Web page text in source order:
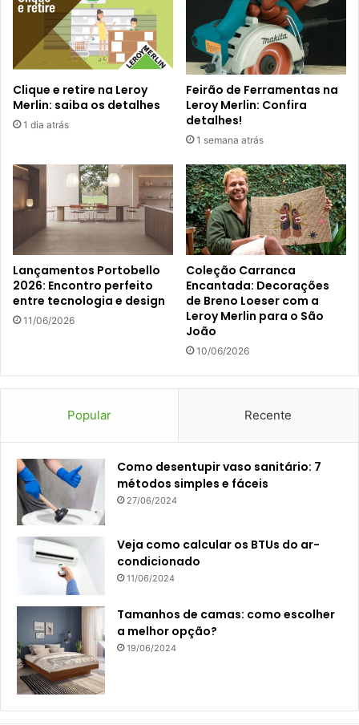
Clique e retire na Leroy
Merlin: saiba os detalhes
1 dia atrás
Feirão de Ferramentas na
Leroy Merlin: Confira
detalhes!
1 semana atrás
Lançamentos Portobello
2026: Encontro perfeito
entre tecnologia e design
11/06/2026
Coleção Carranca
Encantada: Decorações
de Breno Loeser com a
Leroy Merlin para o São
João
10/06/2026
Popular Recente
Como desentupir vaso sanitário: 7
métodos simples e fáceis
27/06/2024
Veja como calcular os BTUs do ar-
condicionado
11/06/2024
Tamanhos de camas: como escolher
a melhor opção?
19/06/2024